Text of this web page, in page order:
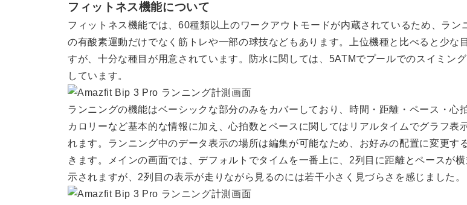
フィットネス機能について
フィットネス機能では、60種類以上のワークアウトモードが内蔵されているため、ラン
の有酸素運動だけでなく筋トレや一部の球技などもあります。上位機種と比べると少な
すが、十分な種目が用意されています。防水に関しては、5ATMでプールでのスイミン
しています。
ランニングの機能はベーシックな部分のみをカバーしており、時間・距離・ペース・心
カロリーなど基本的な情報に加え、心拍数とペースに関してはリアルタイムでグラフ表
れます。ランニング中のデータ表示の場所は編集が可能なため、お好みの配置に変更す
きます。メインの画面では、デフォルトでタイムを一番上に、2列目に距離とペースが
示されますが、2列目の表示が走りながら見るのには若干小さく見づらさを感じました。